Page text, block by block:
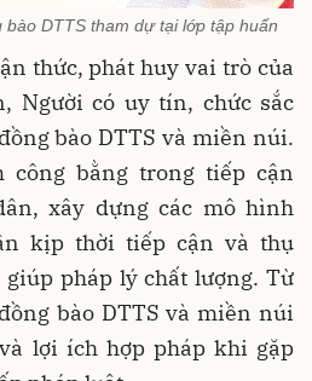
DTTS tham dự tại lớp tập huấn
thức, phát huy vai trò của
Người có uy tín, chức sắc
bào DTTS và miền núi.
công bằng trong tiếp cận
xây dựng các mô hình
kịp thời tiếp cận và thụ
pháp lý chất lượng. Từ
bào DTTS và miền núi
lợi ích hợp pháp khi gặp